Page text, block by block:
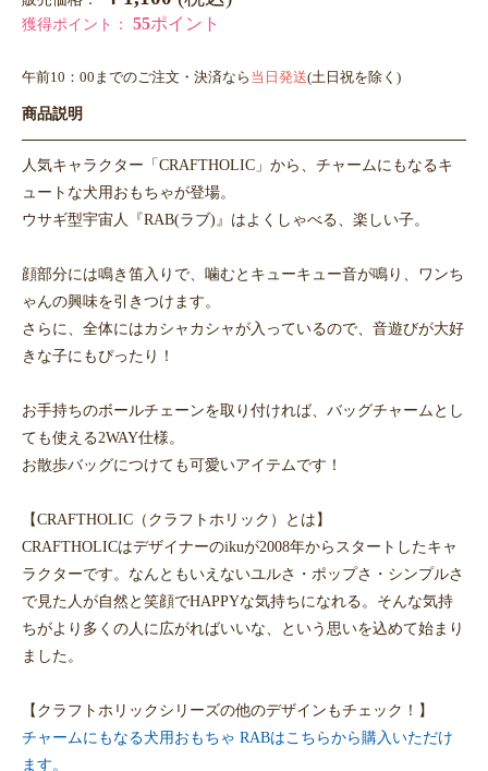
獲得ポイント： 55ポイント
午前10：00までのご注文・決済なら 当日発送(土日祝を除く)
商品説明
人気キャラクター「CRAFTHOLIC」から、チャームにもなるキ
ュートな犬用おもちゃが登場。
ウサギ型宇宙人『RAB(ラブ)』はよくしゃべる、楽しい子。
顔部分には鳴き笛入りで、噛むとキューキュー音が鳴り、ワンち
ゃんの興味を引きつけます。
さらに、全体にはカシャカシャが入っているので、音遊びが大好
きな子にもぴったり！
お手持ちのボールチェーンを取り付ければ、バッグチャームとし
ても使える2WAY仕様。
お散歩バッグにつけても可愛いアイテムです！
【CRAFTHOLIC（クラフトホリック）とは】
CRAFTHOLICはデザイナーのikuが2008年からスタートしたキャ
ラクターです。なんともいえないユルさ・ポップさ・シンプルさ
で見た人が自然と笑顔でHAPPYな気持ちになれる。そんな気持
ちがより多くの人に広がればいいな、という思いを込めて始まり
ました。
【クラフトホリックシリーズの他のデザインもチェック！】
チャームにもなる犬用おもちゃ RABはこちらから購入いただけ
ます。